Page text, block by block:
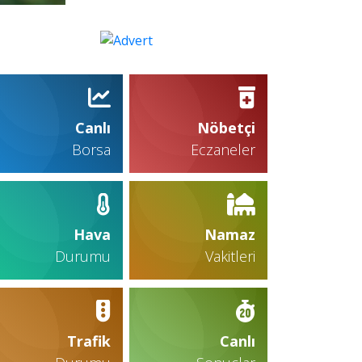
Canlı
Borsa
Nöbetçi
Eczaneler
Hava
Durumu
Namaz
Vakitleri
Trafik
Canlı